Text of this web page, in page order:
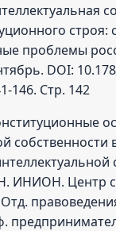
строя:
проблемы
DOI:
146. Стр. 142
собственности
ИНИОН. Центр